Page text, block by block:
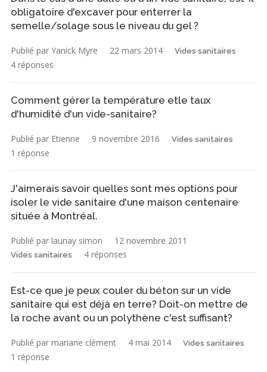
obligatoire d'excaver pour enterrer la
semelle/solage sous le niveau du gel ?
Publié par Yanick Myre 22 mars 2014 Vides sanitaires
4 réponses
Comment gérer la température etle taux
d'humidité d'un vide-sanitaire?
Publié par Etienne 9 novembre 2016 Vides sanitaires
1 réponse
J'aimerais savoir quelles sont mes options pour
isoler le vide sanitaire d'une maison centenaire
située à Montréal.
Publié par launay simon 12 novembre 2011
Vides sanitaires 4 réponses
Est-ce que je peux couler du béton sur un vide
sanitaire qui est déjà en terre? Doit-on mettre de
la roche avant ou un polythène c'est suffisant?
Publié par mariane clément 4 mai 2014 Vides sanitaires
1 réponse